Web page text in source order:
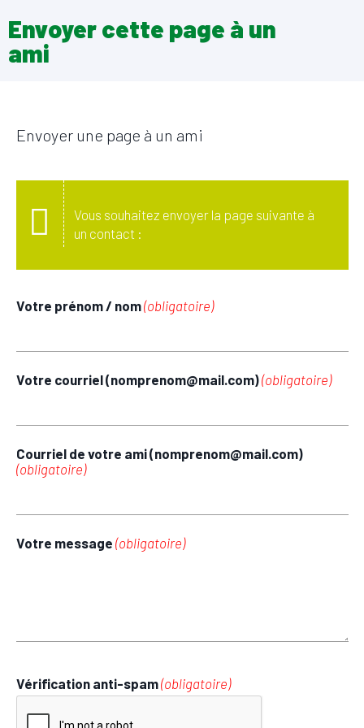
Envoyer cette page à un
ami
Envoyer une page à un ami
Vous souhaitez envoyer la page suivante à
un contact :
Votre prénom / nom(obligatoire)
Votre courriel (nomprenom@mail.com)(obligatoire)
Courriel de votre ami (nomprenom@mail.com)
(obligatoire)
Votre message (obligatoire)
Vérification anti-spam(obligatoire)